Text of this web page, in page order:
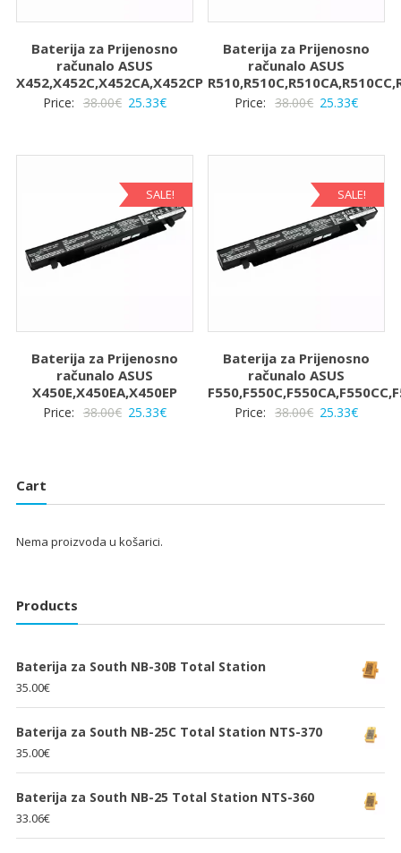
Baterija za Prijenosno
računalo ASUS
X452,X452C,X452CA,X452CP
Price: 38.00€ Izvorna
38.00€.
25.33€Trenutna
Baterija za Prijenosno
računalo ASUS
Price: 38.00€ Izvorna
38.00€.
25.33€
SALE!
Baterija za Prijenosno
računalo ASUS
X450E,X450EA,X450EP
Price: 38.00€ Izvorna
38.00€.
25.33€Trenutna
SALE!
Baterija za Prijenosno
računalo ASUS
Price: 38.00€ Izvorna
38.00€.
25.33€
Cart
Nema proizvoda u košarici.
Products
Baterija za South NB-30B Total Station
35.00€
Baterija za South NB-25C Total Station NTS-370
35.00€
Baterija za South NB-25 Total Station NTS-360
33.06€